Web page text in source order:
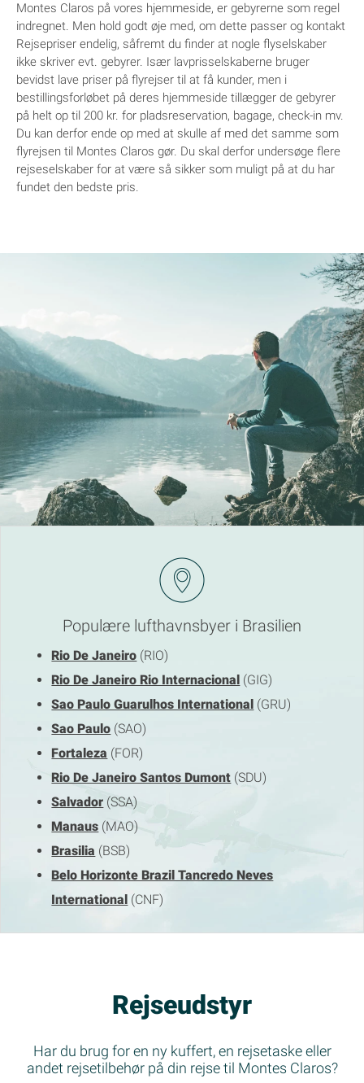
Montes Claros på vores hjemmeside, er gebyrerne som regel
indregnet. Men hold godt øje med, om dette passer og kontakt
Rejsepriser endelig, såfremt du finder at nogle flyselskaber
ikke skriver evt. gebyrer. Især lavprisselskaberne bruger
bevidst lave priser på flyrejser til at få kunder, men i
bestillingsforløbet på deres hjemmeside tillægger de gebyrer
på helt op til 200 kr. for pladsreservation, bagage, check-in mv.
Du kan derfor ende op med at skulle af med det samme som
flyrejsen til Montes Claros gør. Du skal derfor undersøge flere
rejseselskaber for at være så sikker som muligt på at du har
fundet den bedste pris.
Populære lufthavnsbyer i Brasilien
Rio De Janeiro (RIO)
Rio De Janeiro Rio Internacional (GIG)
Sao Paulo Guarulhos International (GRU)
Sao Paulo (SAO)
Fortaleza (FOR)
Rio De Janeiro Santos Dumont (SDU)
Salvador (SSA)
Manaus (MAO)
Brasilia (BSB)
Belo Horizonte Brazil Tancredo Neves
International (CNF)
Rejseudstyr
Har du brug for en ny kuffert, en rejsetaske eller
andet rejsetilbehør på din rejse til Montes Claros?